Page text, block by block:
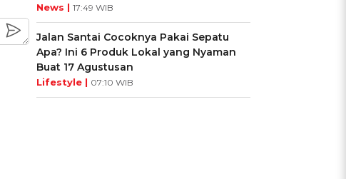
News | 17:49 WIB
Jalan Santai Cocoknya Pakai Sepatu
Apa? Ini 6 Produk Lokal yang Nyaman
Buat 17 Agustusan
Lifestyle | 07:10 WIB